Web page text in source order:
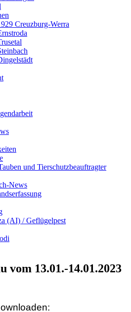
Creuzburg-Werra
und Tierschutzbeauftragter
News
(AI) / Geflügelpest
vom 13.01.-14.01.2023